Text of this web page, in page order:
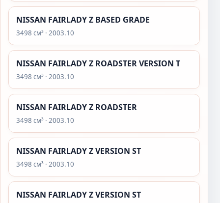
NISSAN FAIRLADY Z BASED GRADE
3498 см³ · 2003.10
NISSAN FAIRLADY Z ROADSTER VERSION T
3498 см³ · 2003.10
NISSAN FAIRLADY Z ROADSTER
3498 см³ · 2003.10
NISSAN FAIRLADY Z VERSION ST
3498 см³ · 2003.10
NISSAN FAIRLADY Z VERSION ST